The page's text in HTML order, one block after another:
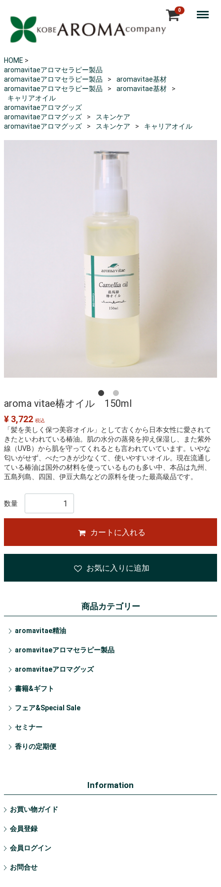
0
HOME >
aromavitaeアロマセラピー製品
aromavitaeアロマセラピー製品
aromavitae基材
aromavitaeアロマセラピー製品
aromavitae基材
キャリアオイル
aromavitaeアロマグッズ
aromavitaeアロマグッズ
スキンケア
aromavitaeアロマグッズ
スキンケア キャリアオイル
aroma vitae椿オイル 150ml
¥ 3,722 税込
「髪を美しく保つ美容オイル」として古くから日本女性に愛されて
きたといわれている椿油。肌の水分の蒸発を抑え保湿し、また紫外
線（UVB）から肌を守ってくれるとも言われていています。いやな
匂いがせず、べたつきが少なくて、使いやすいオイル。現在流通し
ている椿油は国外の材料を使っているものも多い中、本品は九州、
五島列島、四国、伊豆大島などの原料を使った最高級品です。
数量
カートに入れる
お気に入りに追加
商品カテゴリー
aromavitae精油
aromavitaeアロマセラピー製品
aromavitaeアロマグッズ
書籍&ギフト
フェア&Special Sale
セミナー
香りの定期便
Information
お買い物ガイド
会員登録
会員ログイン
お問合せ